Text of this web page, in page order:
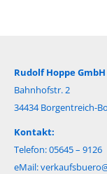
Rudolf Hoppe GmbH
Bahnhofstr. 2
34434 Borgentreich-
Kontakt:
Telefon: 05645 – 9126
eMail: